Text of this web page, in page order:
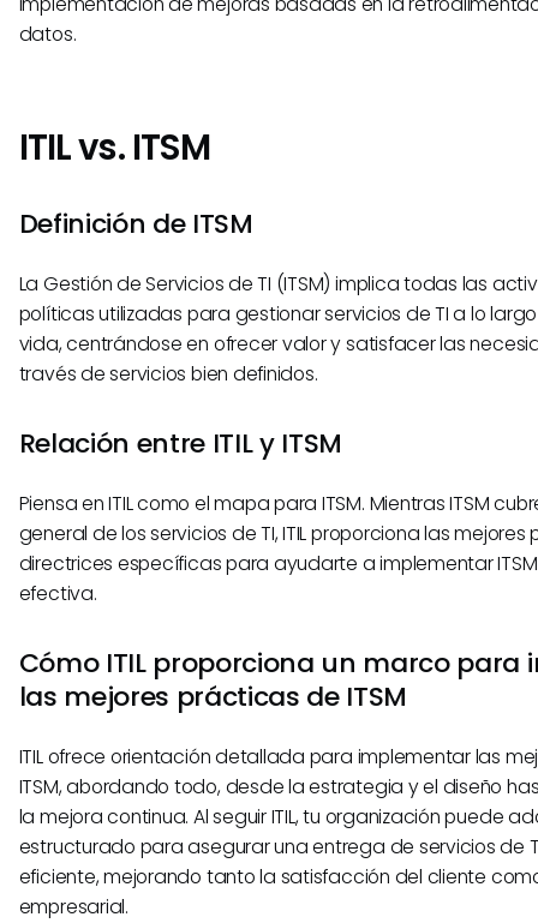
datos.
ITIL vs. ITSM
Definición de ITSM
La Gestión de Servicios de TI (ITSM) implica todas las
políticas utilizadas para gestionar servicios de TI a lo
vida, centrándose en ofrecer valor y satisfacer las
través de servicios bien definidos.
Relación entre ITIL y ITSM
Piensa en ITIL como el mapa para ITSM. Mientras ITSM
general de los servicios de TI, ITIL proporciona las
directrices específicas para ayudarte a implementar
efectiva.
Cómo ITIL proporciona un marco para
las mejores prácticas de ITSM
ITIL ofrece orientación detallada para implementar las
ITSM, abordando todo, desde la estrategia y el diseño
la mejora continua. Al seguir ITIL, tu organización puede
estructurado para asegurar una entrega de servicios de
eficiente, mejorando tanto la satisfacción del cliente
empresarial.